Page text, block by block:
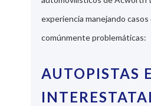
experiencia manejando
comúnmente problemáticas:
AUTOPISTAS E